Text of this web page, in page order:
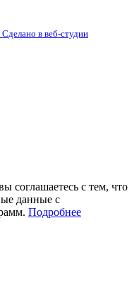
Сделано в веб-студии
соглашаетесь с тем, что
данные с
Подробнее